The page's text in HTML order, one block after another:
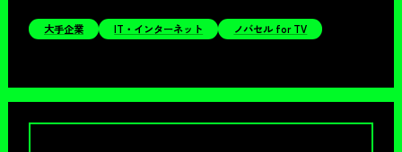
大手企業 IT・インターネット ノバセル for TV